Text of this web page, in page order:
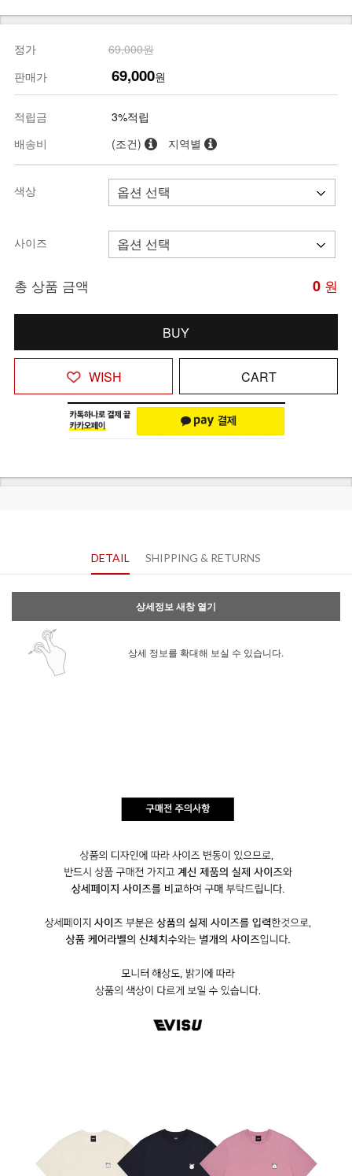
정가
69,000원
판매가
69,000원
적립금
3%적립
배송비
(조건) 지역별
색상
사이즈
총 상품 금액 0 원
BUY
WISH CART
DETAIL SHIPPING & RETURNS
상세정보 새창 열기
상세 정보를 확대해 보실 수 있습니다.